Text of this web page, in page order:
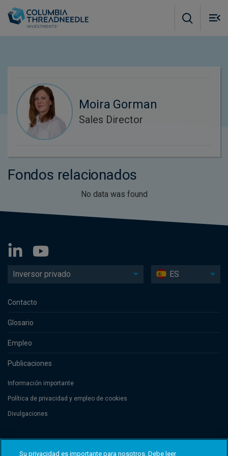
Moira Gorman
Sales Director
Fondos relacionados
No data was found
Inversor privado ES
Contacto
Glosario
Empleo
Publicaciones
Información importante
Política de privacidad y empleo de cookies
Divulgaciones
de Commerce et des Sociétés (Luxembourg), No. B 110242 and/or
Su privacidad es importante para nosotros. Debe leer